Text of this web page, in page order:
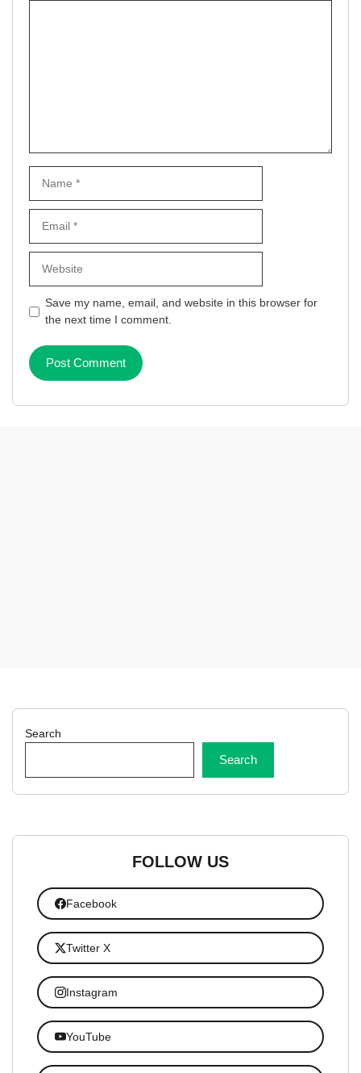
Save my name, email, and website in this browser for
the next time I comment.
Search
Search
FOLLOW US
Facebook
Twitter X
Instagram
YouTube